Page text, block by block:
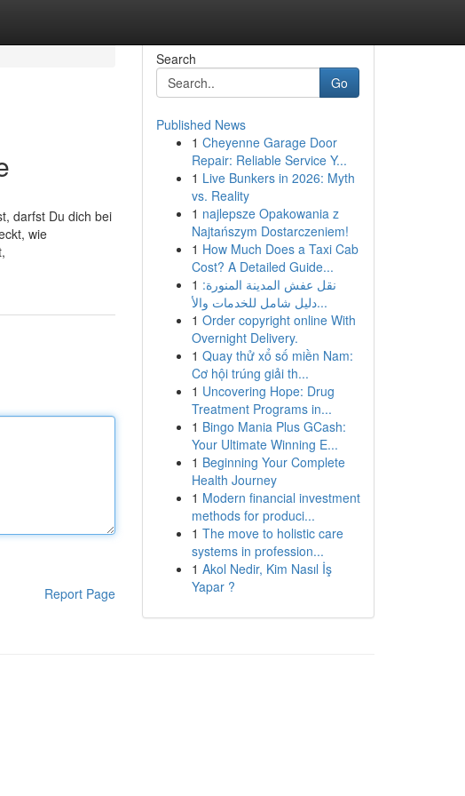
darfst Du dich bei
wie
Report Page
Search
Go
Published News
1 Cheyenne Garage Door
Repair: Reliable Service Y...
1 Live Bunkers in 2026: Myth
vs. Reality
1 najlepsze Opakowania z
Najtańszym Dostarczeniem!
1 How Much Does a Taxi Cab
Cost? A Detailed Guide...
1 نقل عفش المدينة المنورة:
دليل شامل للخدمات والأ...
1 Order copyright online With
Overnight Delivery.
1 Quay thử xổ số miền Nam:
Cơ hội trúng giải th...
1 Uncovering Hope: Drug
Treatment Programs in...
1 Bingo Mania Plus GCash:
Your Ultimate Winning E...
1 Beginning Your Complete
Health Journey
1 Modern financial investment
methods for produci...
1 The move to holistic care
systems in profession...
1 Akol Nedir, Kim Nasıl İş
Yapar ?